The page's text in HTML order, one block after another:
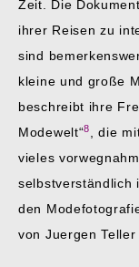
Zeit. Die
ihrer Reisen zu
sind
kleine und große
beschreibt ihre
Modewelt“8
, die
vieles
selbstverständlich
den
von Juergen